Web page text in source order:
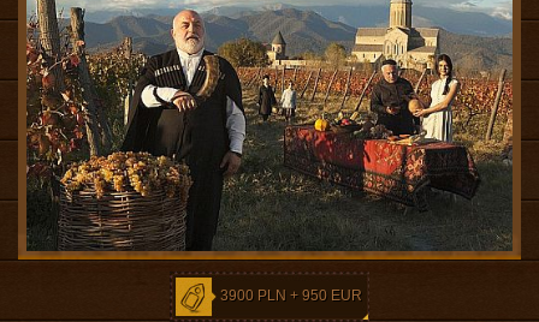
3900 PLN + 950 EUR